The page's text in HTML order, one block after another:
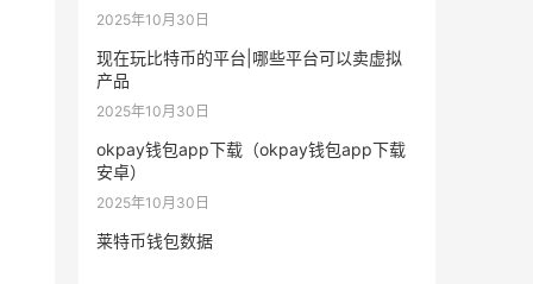
2025年10月30日
现在玩比特币的平台|哪些平台可以卖虚拟
产品
2025年10月30日
okpay钱包app下载（okpay钱包app下载
安卓）
2025年10月30日
莱特币钱包数据